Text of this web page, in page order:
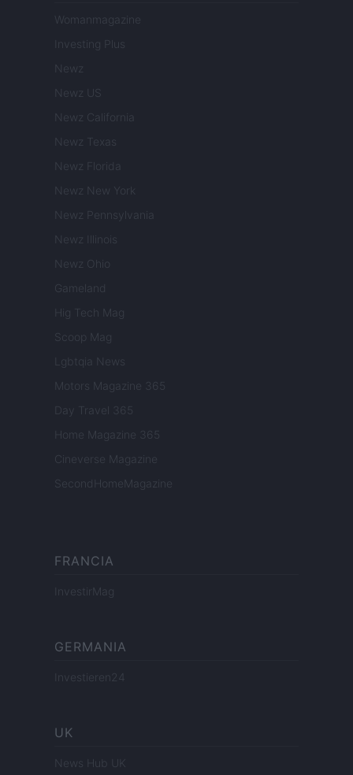
Womanmagazine
Investing Plus
Newz
Newz US
Newz California
Newz Texas
Newz Florida
Newz New York
Newz Pennsylvania
Newz Illinois
Newz Ohio
Gameland
Hig Tech Mag
Scoop Mag
Lgbtqia News
Motors Magazine 365
Day Travel 365
Home Magazine 365
Cineverse Magazine
SecondHomeMagazine
FRANCIA
InvestirMag
GERMANIA
Investieren24
UK
News Hub UK